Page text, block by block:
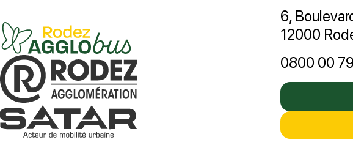
6,
12000
0800 00